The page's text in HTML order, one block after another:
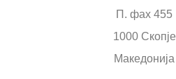
П. фах 455
1000 Скопје
Македонија